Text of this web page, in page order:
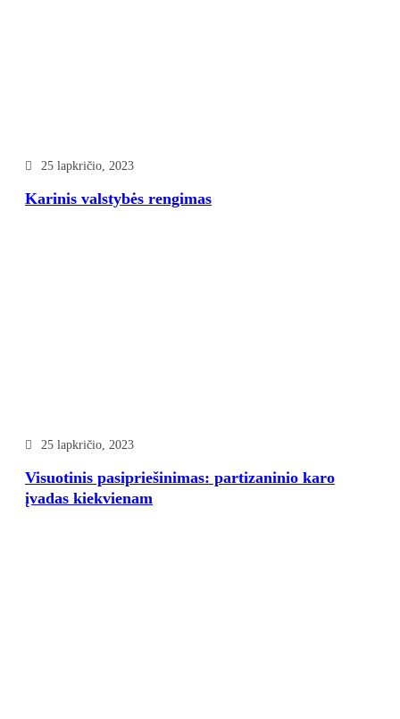
25 lapkričio, 2023
Karinis valstybės rengimas
25 lapkričio, 2023
Visuotinis pasipriešinimas: partizaninio karo
įvadas kiekvienam